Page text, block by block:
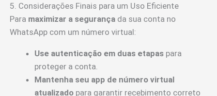
5. Considerações Finais para um Uso Eficiente
Para maximizar a segurança da sua conta no
WhatsApp com um número virtual:
Use autenticação em duas etapas para
proteger a conta.
Mantenha seu app de número virtual
atualizado para garantir recebimento correto